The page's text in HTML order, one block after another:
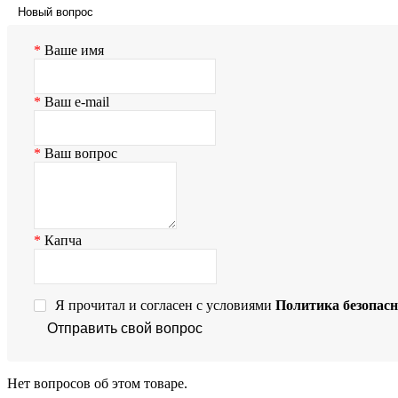
Новый вопрос
Ваше имя
Ваш e-mail
Ваш вопрос
Капча
Я прочитал и согласен с условиями Политика
Отправить свой вопрос
Нет вопросов об этом товаре.